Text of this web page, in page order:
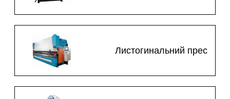
Листогинальний прес